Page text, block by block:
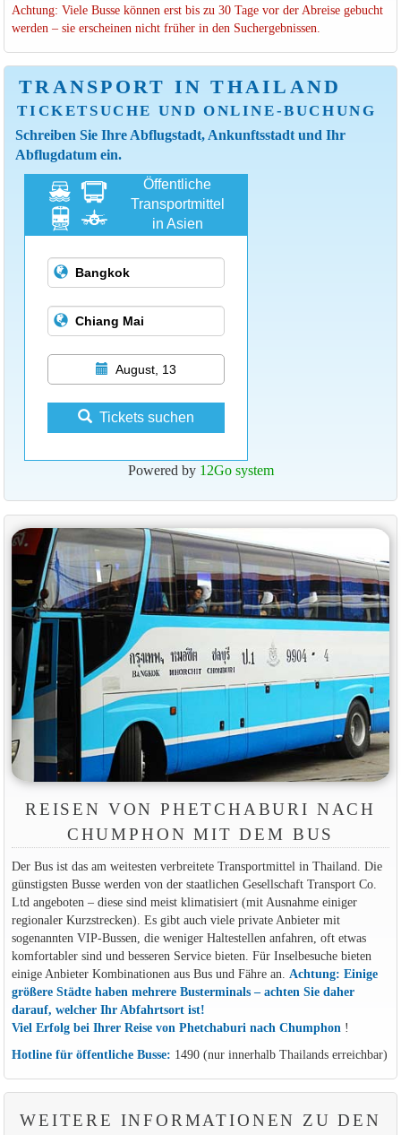
Achtung: Viele Busse können erst bis zu 30 Tage vor der Abreise gebucht
werden – sie erscheinen nicht früher in den Suchergebnissen.
TRANSPORT IN THAILAND
TICKETSUCHE UND ONLINE-BUCHUNG
Schreiben Sie Ihre Abflugstadt, Ankunftsstadt und Ihr
Abflugdatum ein.
Öffentliche
Transportmittel
in Asien
August, 13
Tickets suchen
Powered by 12Go system
REISEN VON PHETCHABURI NACH
CHUMPHON MIT DEM BUS
Der Bus ist das am weitesten verbreitete Transportmittel in Thailand. Die
günstigsten Busse werden von der staatlichen Gesellschaft Transport Co.
Ltd angeboten – diese sind meist klimatisiert (mit Ausnahme einiger
regionaler Kurzstrecken). Es gibt auch viele private Anbieter mit
sogenannten VIP-Bussen, die weniger Haltestellen anfahren, oft etwas
komfortabler sind und besseren Service bieten. Für Inselbesuche bieten
einige Anbieter Kombinationen aus Bus und Fähre an. Achtung: Einige
größere Städte haben mehrere Busterminals – achten Sie daher
darauf, welcher Ihr Abfahrtsort ist!
Viel Erfolg bei Ihrer Reise von Phetchaburi nach Chumphon !
Hotline für öffentliche Busse: 1490 (nur innerhalb Thailands erreichbar)
WEITERE INFORMATIONEN ZU DEN